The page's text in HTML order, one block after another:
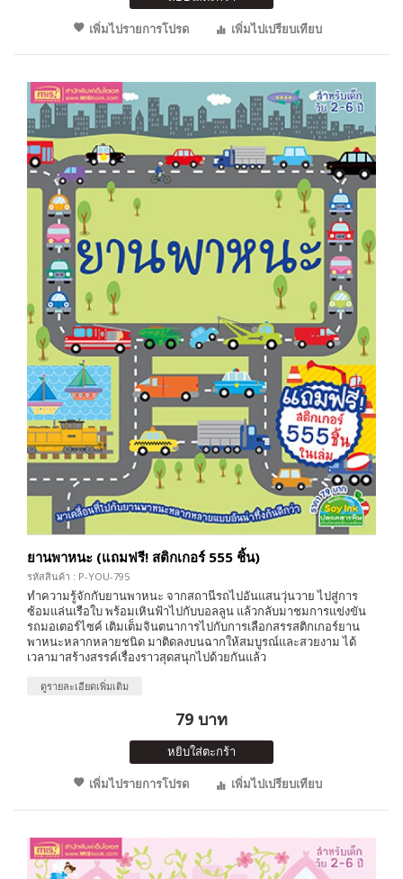
เพิ่มไปรายการโปรด
เพิ่มไปเปรียบเทียบ
ยานพาหนะ (แถมฟรี! สติกเกอร์ 555 ชิ้น)
รหัสสินค้า : P-YOU-795
ทำความรู้จักกับยานพาหนะ จากสถานีรถไปอันแสนวุ่นวาย ไปสู่การ
ซ้อมแล่นเรือใบ พร้อมเหินฟ้าไปกับบอลลูน แล้วกลับมาชมการแข่งขัน
รถมอเตอร์ไซค์ เติมเต็มจินตนาการไปกับการเลือกสรรสติกเกอร์ยาน
พาหนะหลากหลายชนิด มาติดลงบนฉากให้สมบูรณ์และสวยงาม ได้
เวลามาสร้างสรรค์เรื่องราวสุดสนุกไปด้วยกันแล้ว
ดูรายละเอียดเพิ่มเติม
79 บาท
หยิบใส่ตะกร้า
เพิ่มไปรายการโปรด
เพิ่มไปเปรียบเทียบ